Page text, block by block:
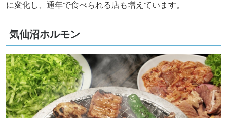
に変化し、通年で食べられる店も増えています。
気仙沼ホルモン